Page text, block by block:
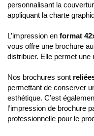
personnalisant la
appliquant la charte
L’impression en format
vous offre une brochure
distribuer. Elle permet
Nos brochures sont
permettant de conserver
esthétique. C’est
l’impression de brochure
professionnelle pour le